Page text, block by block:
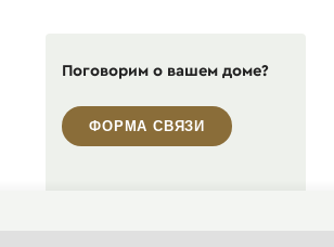
Поговорим о вашем доме?
ФОРМА СВЯЗИ